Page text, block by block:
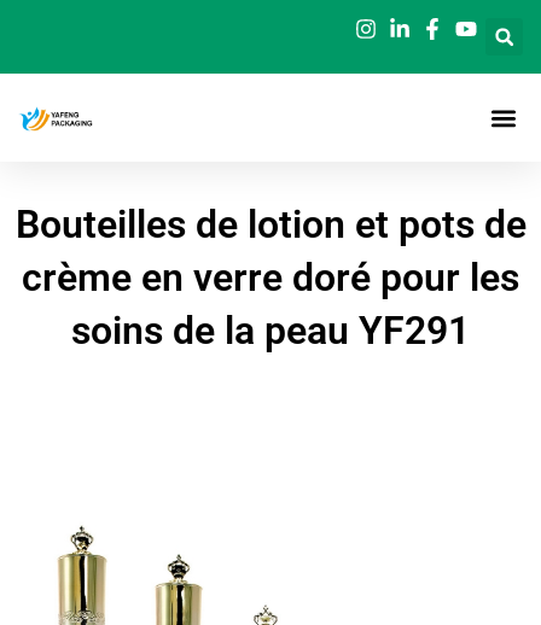
contenu
Bouteilles de lotion et pots de
crème en verre doré pour les
soins de la peau YF291